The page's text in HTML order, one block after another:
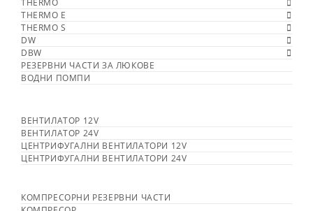
THERMO
THERMO E
THERMO S
DW
DBW
РЕЗЕРВНИ ЧАСТИ ЗА ЛЮКОВЕ
ВОДНИ ПОМПИ
ВЕНТИЛАТОР 12V
ВЕНТИЛАТОР 24V
ЦЕНТРИФУГАЛНИ ВЕНТИЛАТОРИ 12V
ЦЕНТРИФУГАЛНИ ВЕНТИЛАТОРИ 24V
КОМПРЕСОРНИ РЕЗЕРВНИ ЧАСТИ